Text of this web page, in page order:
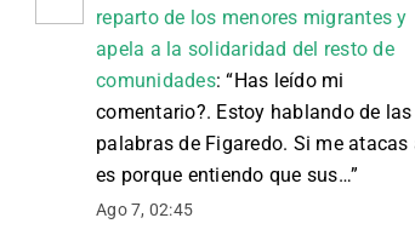
reparto de los menores migrantes y
apela a la solidaridad del resto de
comunidades: “Has leído mi
comentario?. Estoy hablando de las
palabras de Figaredo. Si me atacas
es porque entiendo que sus…”
Ago 7, 02:45